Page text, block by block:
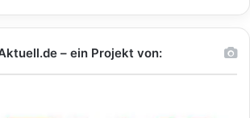
– ein Projekt von: